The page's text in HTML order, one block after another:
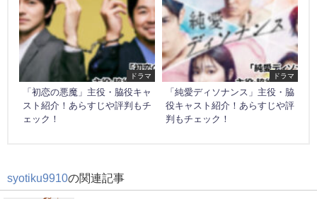
ドラマ
「初恋の悪魔」主役・脇役キャ
スト紹介！あらすじや評判もチ
ェック！
ドラマ
「純愛ディソナンス」主役・脇
役キャスト紹介！あらすじや評
判もチェック！
syotiku9910の関連記事